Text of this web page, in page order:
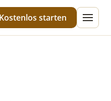
Kostenlos starten